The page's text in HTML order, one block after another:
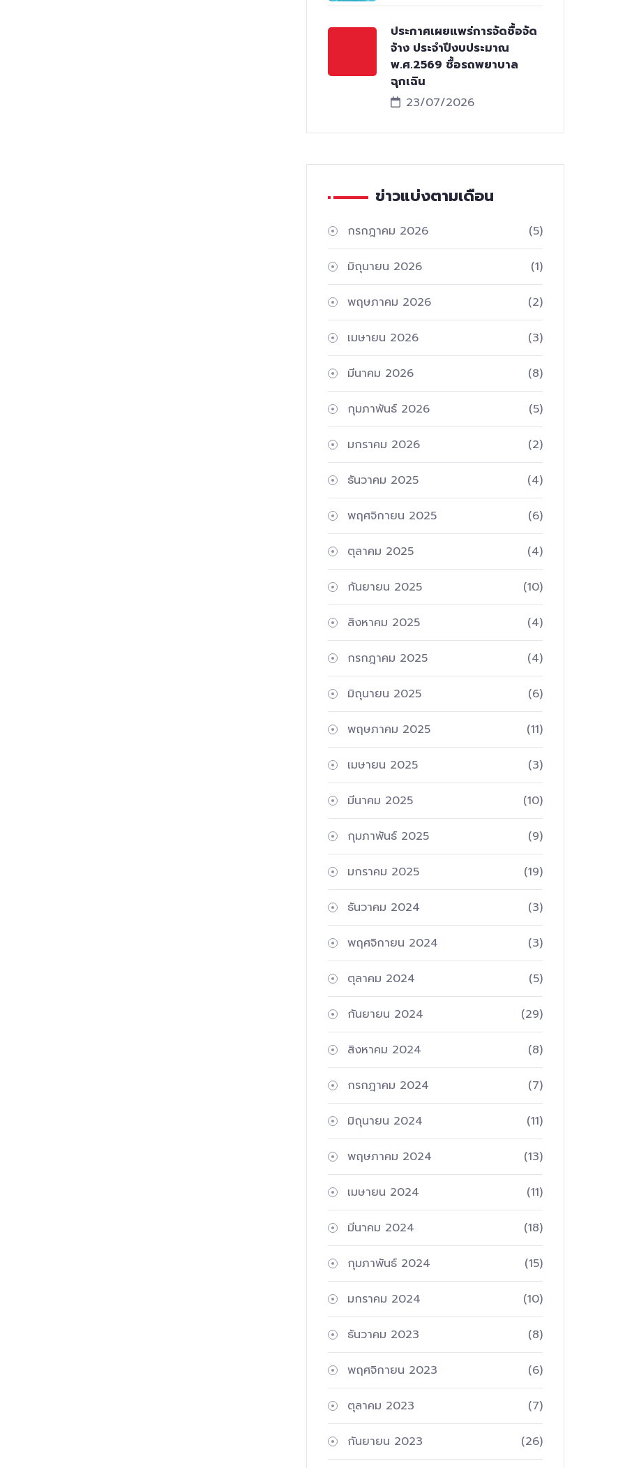
ประกาศเผยแพร่การจัดซื้อจัด
จ้าง ประจำปีงบประมาณ
พ.ศ.2569 ซื้อรถพยาบาล
ฉุกเฉิน
23/07/2026
ข่าวแบ่งตามเดือน
กรกฎาคม 2026 (5)
มิถุนายน 2026 (1)
พฤษภาคม 2026 (2)
เมษายน 2026 (3)
มีนาคม 2026 (8)
กุมภาพันธ์ 2026 (5)
มกราคม 2026 (2)
ธันวาคม 2025 (4)
พฤศจิกายน 2025 (6)
ตุลาคม 2025 (4)
กันยายน 2025 (10)
สิงหาคม 2025 (4)
กรกฎาคม 2025 (4)
มิถุนายน 2025 (6)
พฤษภาคม 2025 (11)
เมษายน 2025 (3)
มีนาคม 2025 (10)
กุมภาพันธ์ 2025 (9)
มกราคม 2025 (19)
ธันวาคม 2024 (3)
พฤศจิกายน 2024 (3)
ตุลาคม 2024 (5)
กันยายน 2024 (29)
สิงหาคม 2024 (8)
กรกฎาคม 2024 (7)
มิถุนายน 2024 (11)
พฤษภาคม 2024 (13)
เมษายน 2024 (11)
มีนาคม 2024 (18)
กุมภาพันธ์ 2024 (15)
มกราคม 2024 (10)
ธันวาคม 2023 (8)
พฤศจิกายน 2023 (6)
ตุลาคม 2023 (7)
กันยายน 2023 (26)